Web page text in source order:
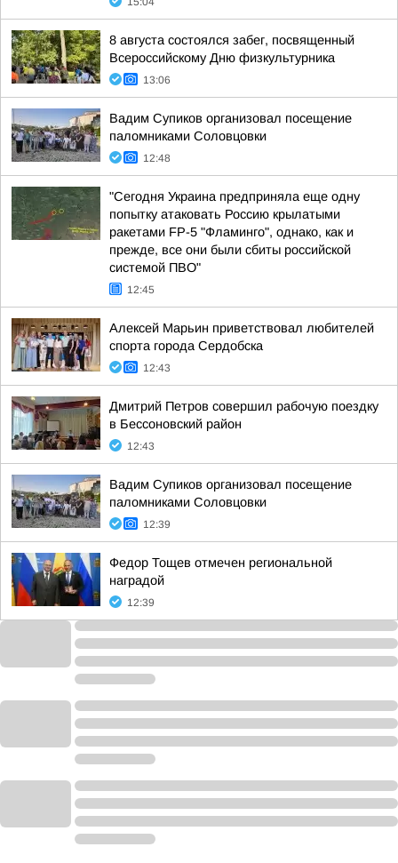
8 августа состоялся забег, посвященный
Всероссийскому Дню физкультурника
13:06
Вадим Супиков организовал посещение
паломниками Соловцовки
12:48
"Сегодня Украина предприняла еще одну
попытку атаковать Россию крылатыми
ракетами FP-5 "Фламинго", однако, как и
прежде, все они были сбиты российской
системой ПВО"
12:45
Алексей Марьин приветствовал любителей
спорта города Сердобска
12:43
Дмитрий Петров совершил рабочую поездку
в Бессоновский район
12:43
Вадим Супиков организовал посещение
паломниками Соловцовки
12:39
Федор Тощев отмечен региональной
наградой
12:39